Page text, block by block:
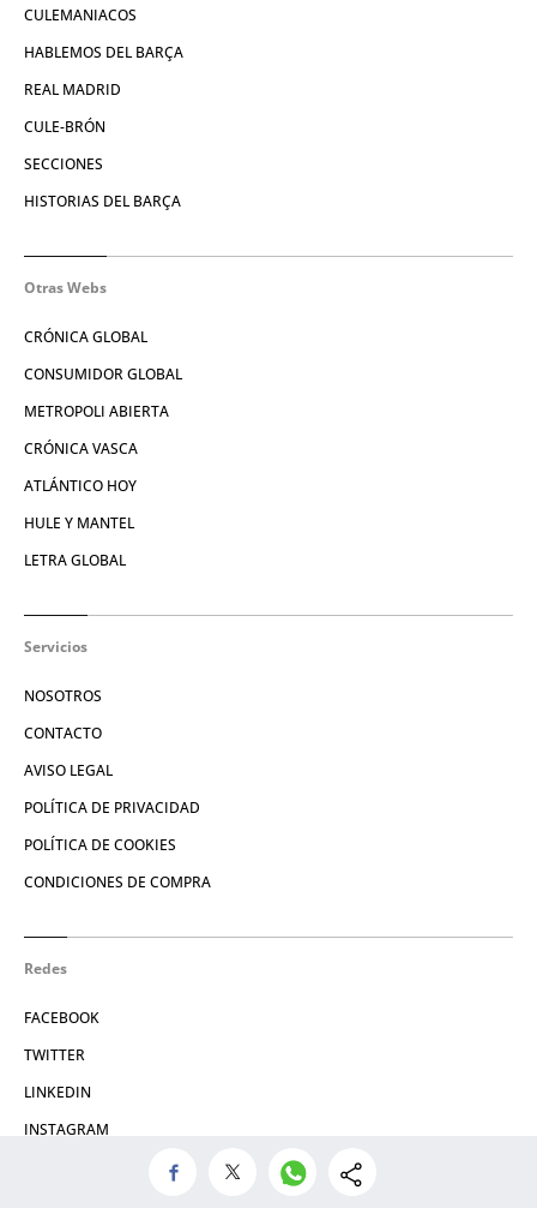
CULEMANIACOS
HABLEMOS DEL BARÇA
REAL MADRID
CULE-BRÓN
SECCIONES
HISTORIAS DEL BARÇA
Otras Webs
CRÓNICA GLOBAL
CONSUMIDOR GLOBAL
METROPOLI ABIERTA
CRÓNICA VASCA
ATLÁNTICO HOY
HULE Y MANTEL
LETRA GLOBAL
Servicios
NOSOTROS
CONTACTO
AVISO LEGAL
POLÍTICA DE PRIVACIDAD
POLÍTICA DE COOKIES
CONDICIONES DE COMPRA
Redes
FACEBOOK
TWITTER
LINKEDIN
INSTAGRAM